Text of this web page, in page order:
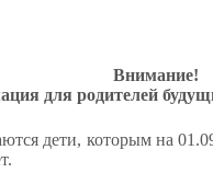
Внимание!
для родителей
дети, которым на